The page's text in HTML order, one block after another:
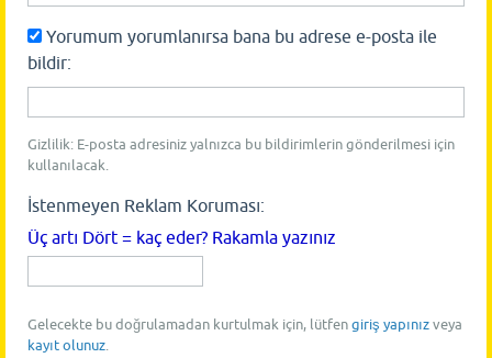
Yorumum yorumlanırsa bana bu adrese e-posta ile
bildir:
Gizlilik: E-posta adresiniz yalnızca bu bildirimlerin gönderilmesi için
kullanılacak.
İstenmeyen Reklam Koruması:
Üç artı Dört = kaç eder? Rakamla yazınız
Gelecekte bu doğrulamadan kurtulmak için, lütfen giriş yapınız veya
kayıt olunuz.